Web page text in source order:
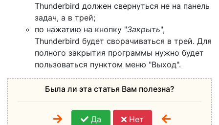
Thunderbird должен свернуться не на панель
задач, а в трей;
по нажатию на кнопку "Закрыть",
Thunderbird будет сворачиваться в трей. Для
полного закрытия программы нужно будет
пользоваться пунктом меню "Выход".
Была ли эта статья Вам полезна?
Да Нет